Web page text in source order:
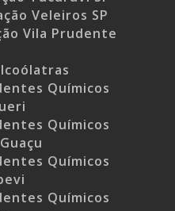
Veleiros SP
Vila Prudente
Químicos
Químicos
Químicos
Químicos